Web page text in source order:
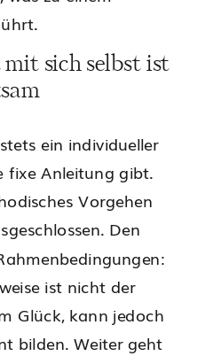
sich selbst ist
ein individueller
fixe Anleitung gibt.
Vorgehen
Den
ist nicht der
Glück, kann jedoch
bilden. Weiter geht